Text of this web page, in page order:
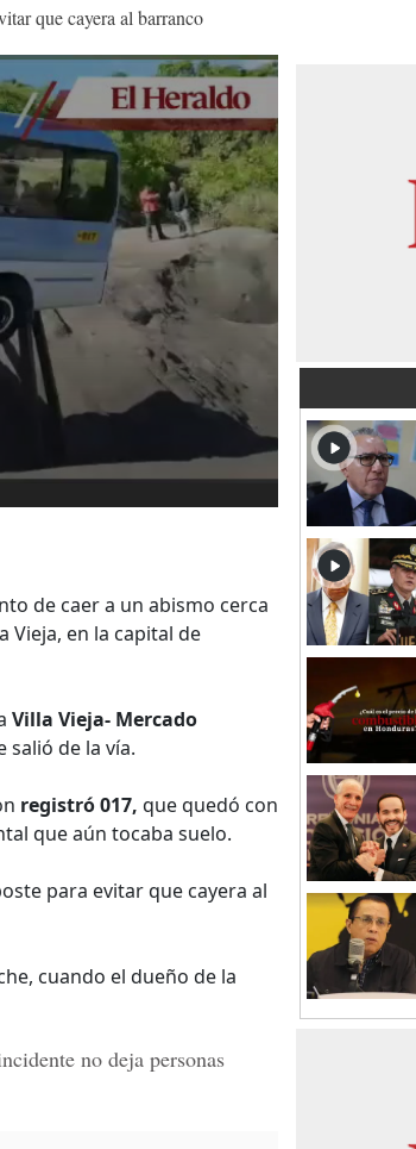
que cayera al barranco
de caer a un abismo cerca
Vieja, en la capital de
Villa Vieja- Mercado
salió de la vía.
registró 017, que quedó con
que aún tocaba suelo.
para evitar que cayera al
cuando el dueño de la
no deja personas